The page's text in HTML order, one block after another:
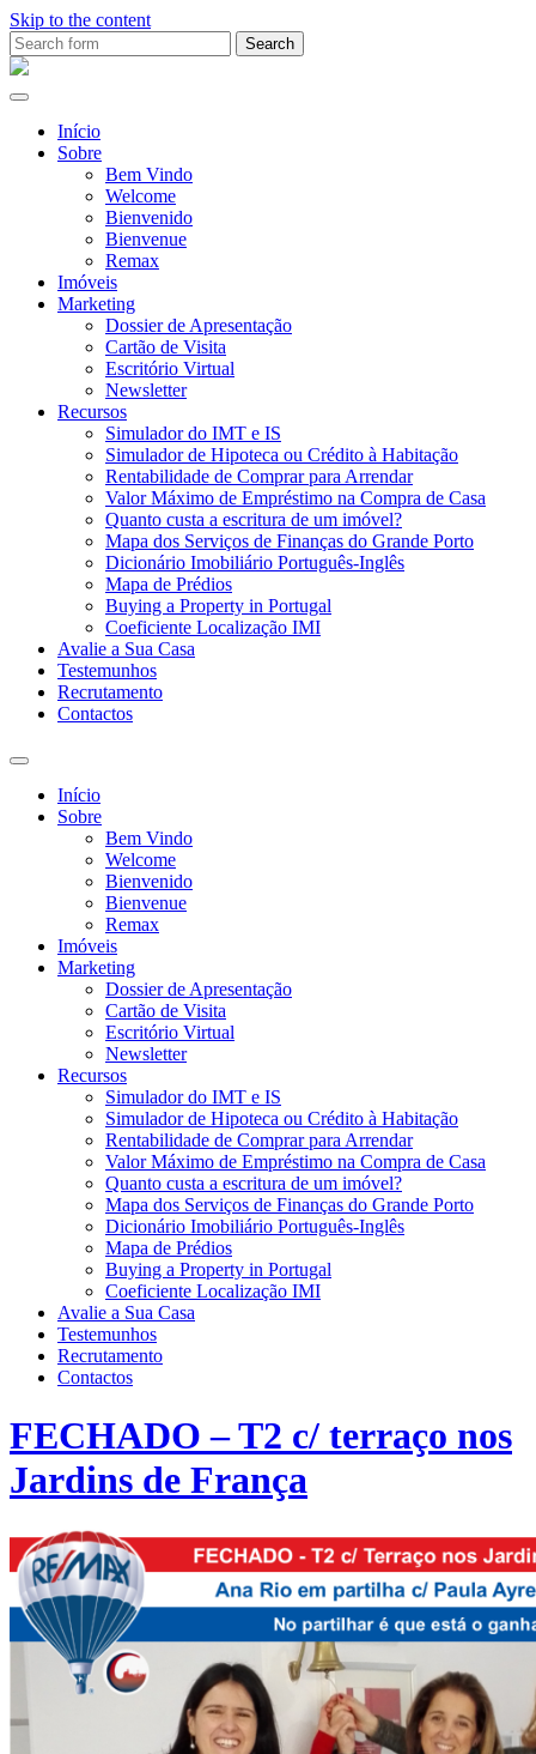
Skip to the content
Search
for:Ana
Início
Sobre
Bem Vindo
Welcome
Bienvenido
Bienvenue
Remax
Imóveis
Marketing
Dossier de Apresentação
Cartão de Visita
Escritório Virtual
Newsletter
Recursos
Simulador do IMT e IS
Simulador de Hipoteca ou Crédito à Habitação
Rentabilidade de Comprar para Arrendar
Valor Máximo de Empréstimo na Compra de Casa
Quanto custa a escritura de um imóvel?
Mapa dos Serviços de Finanças do Grande Porto
Dicionário Imobiliário Português-Inglês
Mapa de Prédios
Buying a Property in Portugal
Coeficiente Localização IMI
Avalie a Sua Casa
Testemunhos
Recrutamento
Contactos
Toggle
search
field
Início
Sobre
Bem Vindo
Welcome
Bienvenido
Bienvenue
Remax
Imóveis
Marketing
Dossier de Apresentação
Cartão de Visita
Escritório Virtual
Newsletter
Recursos
Simulador do IMT e IS
Simulador de Hipoteca ou Crédito à Habitação
Rentabilidade de Comprar para Arrendar
Valor Máximo de Empréstimo na Compra de Casa
Quanto custa a escritura de um imóvel?
Mapa dos Serviços de Finanças do Grande Porto
Dicionário Imobiliário Português-Inglês
Mapa de Prédios
Buying a Property in Portugal
Coeficiente Localização IMI
Avalie a Sua Casa
Testemunhos
Recrutamento
Contactos
FECHADO – T2 c/ terraço nos
Jardins de França